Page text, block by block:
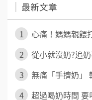
最新文章
1
心痛！媽媽親餵
2
從小就沒奶?追
3
無痛「手擠奶」
4
超過喝奶時間 要